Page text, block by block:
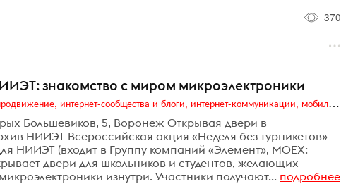
370
знакомство с миром микроэлектроники
Digital (web-дизайн, интернет-реклама и продвижение, интернет-сообщества и блоги, интернет-коммуникации, мобильный маркетинг, реклама на цифровых экранах)
Большевиков, 5, Воронеж Открывая двери в
НИИЭТ Всероссийская акция «Неделя без турникетов»
НИИЭТ (входит в Группу компаний «Элемент», MOEX:
двери для школьников и студентов, желающих
изнутри. Участники получают... подробнее